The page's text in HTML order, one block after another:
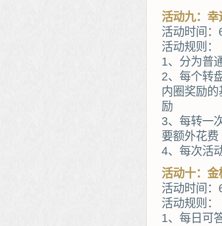
活动九：幸
活动时间
活动规则：
1、分为普
2、每个转
内圈奖励
励
3、每转一
要额外花费
4、每次活
活动十：金
活动时间
活动规则：
1、每日可